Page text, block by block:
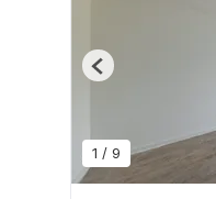
1 / 9
Previous